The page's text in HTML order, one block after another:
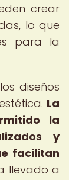
crear
lo que
para la
diseños
La
la
y
facilitan
llevado a